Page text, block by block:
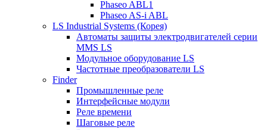
Phaseo ABL1
Phaseo AS-i ABL
LS Industrial Systems (Корея)
Автоматы защиты электродвигателей серии
MMS LS
Модульное оборудование LS
Частотные преобразователи LS
Finder
Промышленные реле
Интерфейсные модули
Реле времени
Шаговые реле